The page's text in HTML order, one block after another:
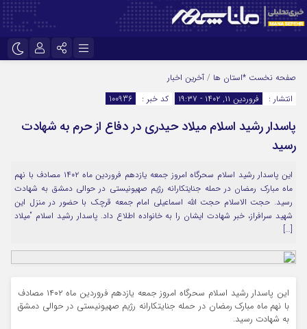
اینستاگرام
سروش
ایتا
آپارات
نام کاربری یا نشانی ایمیل
رمز عبور
مرا به خاطر بسپار
صفحه نخست *استان ها / آخرین اخبار
انتشار :
فروردین ۱۱, ۱۴۰۲ - ۱۹:۳۷ کد خبر : 100936
پاسدار رشید اسلام میلاد حیدری در دفاع از حرم به شهادت
رسید
این پاسدار رشید اسلام سحرگاه امروز جمعه یازدهم فروردین ماه ۱۴۰۲ مصادف با نهم
ماه مبارک رمضان در حمله جنایتکارانه رژیم صهیونیستی در حوالی دمشق به شهادت
رسید. حجت الاسلام حجت الله اسماعیلی امام جمعه قرچک با حضور در منزل این
شهید سرافراز، خبر شهادت ایشان را به خانواده اطلاع داد. پاسدار رشید اسلام “میلاد
[…]
این پاسدار رشید اسلام سحرگاه امروز جمعه یازدهم فروردین ماه ۱۴۰۲ مصادف
با نهم ماه مبارک رمضان در حمله جنایتکارانه رژیم صهیونیستی در حوالی دمشق
به شهادت رسید.